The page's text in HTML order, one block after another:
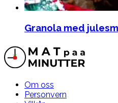
Granola med
Om oss
Personvern